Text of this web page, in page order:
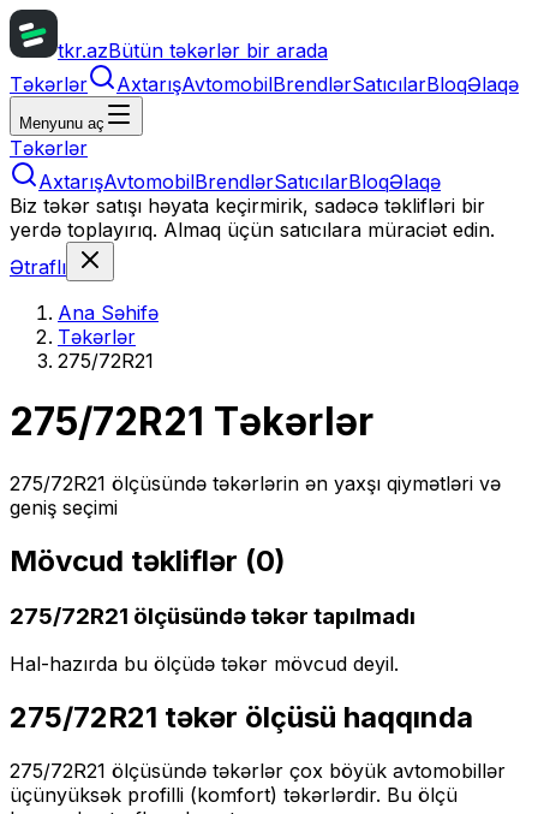
tkr.azBütün təkərlər bir arada
Təkərlər
AxtarışAvtomobilBrendlərSatıcılarBloqƏlaqə
Menyunu aç
Təkərlər
AxtarışAvtomobilBrendlərSatıcılarBloqƏlaqə
Biz təkər satışı həyata keçirmirik, sadəcə təklifləri bir
yerdə toplayırıq. Almaq üçün satıcılara müraciət edin.
Ətraflı
Ana Səhifə
Təkərlər
275/72R21
275/72R21 Təkərlər
275/72R21 ölçüsündə təkərlərin ən yaxşı qiymətləri və
geniş seçimi
Mövcud təkliflər (0)
275/72R21 ölçüsündə təkər tapılmadı
Hal-hazırda bu ölçüdə təkər mövcud deyil.
275/72R21 təkər ölçüsü haqqında
275/72R21 ölçüsündə təkərlər çox böyük avtomobillər
üçünyüksək profilli (komfort) təkərlərdir. Bu ölçü